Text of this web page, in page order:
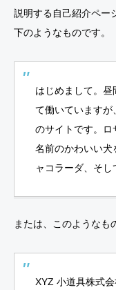
説明する自己紹介ペー
下のようなものです。
はじめまして。昼
て働いていますが
のサイトです。ロ
名前のかわいい犬
ャコラーダ、そし
または、このようなも
XYZ 小道具株式